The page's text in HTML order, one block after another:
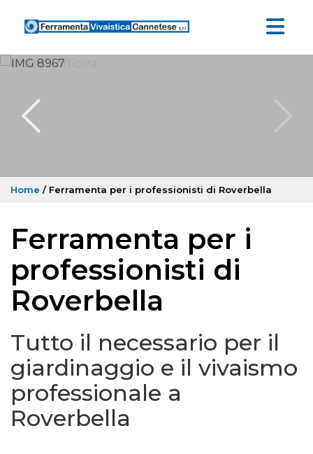
Home / Ferramenta per i professionisti di Roverbella
Ferramenta per i
professionisti di
Roverbella
Tutto il necessario per il
giardinaggio e il vivaismo
professionale a
Roverbella